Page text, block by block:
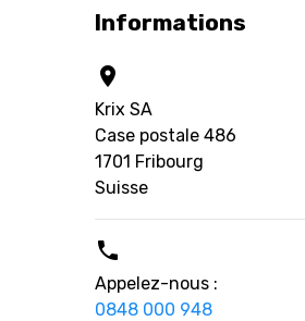
Informations

Krix SA
Case postale 486
1701 Fribourg
Suisse

Appelez-nous :
0848 000 948